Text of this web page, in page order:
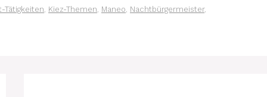
Tätigkeiten, Kiez-Themen, Maneo, Nachtbürgermeister,